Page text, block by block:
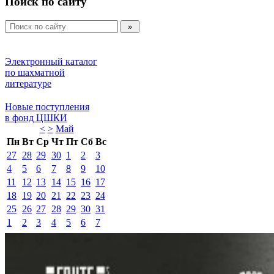
Электронный каталог
по шахматной
литературе
Новые поступления
в фонд ЦШКИ
< > Май
Пн Вт Ср Чт Пт Сб Вс
27 28 29 30 1 2
3
4
5 6 7 8 9
10
11
12 13 14 15 16 17
18 19 20 21 22 23 24
25 26 27 28 29 30 31
1
2 3 4 5 6 7